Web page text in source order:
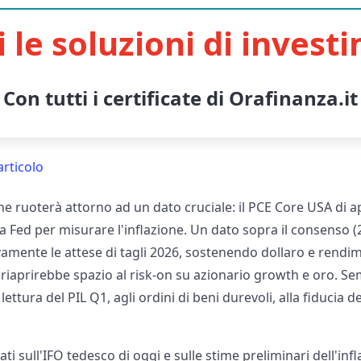
le soluzioni di
Con tutti i certificate di Orafinanza.it
ruoterà attorno ad un dato cruciale: il PCE Core USA di
per misurare l'inflazione. Un dato sopra il consenso
le attese di tagli 2026, sostenendo dollaro e
spazio al risk-on su azionario growth e oro.
del PIL Q1, agli ordini di beni durevoli, alla fiducia
sull'IFO tedesco di oggi e sulle stime preliminari